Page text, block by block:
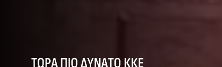
ΤΩΡΑ ΠΙΟ ΔΥΝΑΤΟ ΚΚΕ